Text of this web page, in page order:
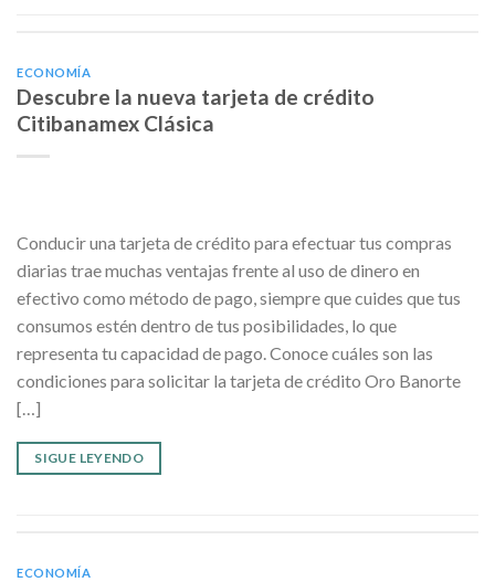
ECONOMÍA
Descubre la nueva tarjeta de crédito
Citibanamex Clásica
Conducir una tarjeta de crédito para efectuar tus compras
diarias trae muchas ventajas frente al uso de dinero en
efectivo como método de pago, siempre que cuides que tus
consumos estén dentro de tus posibilidades, lo que
representa tu capacidad de pago. Conoce cuáles son las
condiciones para solicitar la tarjeta de crédito Oro Banorte
[…]
SIGUE LEYENDO
ECONOMÍA